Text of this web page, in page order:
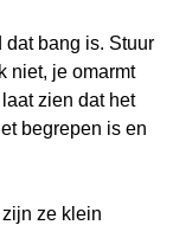
dat bang is. Stuur
niet, je omarmt
zien dat het
begrepen is en
ze klein